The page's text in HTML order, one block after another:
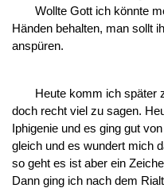
Wollte Gott ich könnte
Händen behalten, man sollt
anspüren.
Heute komm ich später
doch recht viel zu sagen.
Iphigenie und es ging gut
gleich und es wundert mich
so geht es ist aber ein
Dann ging ich nach dem